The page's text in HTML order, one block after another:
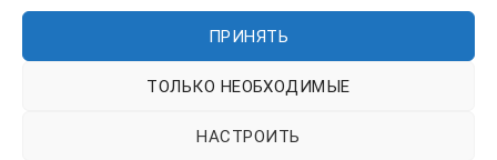
ПРИНЯТЬ
ТОЛЬКО НЕОБХОДИМЫЕ
НАСТРОИТЬ
the
Kaliningrad
for
rest
320392600004545 Способы оплаты: Наличные /
Безналичные / QR код / СБП